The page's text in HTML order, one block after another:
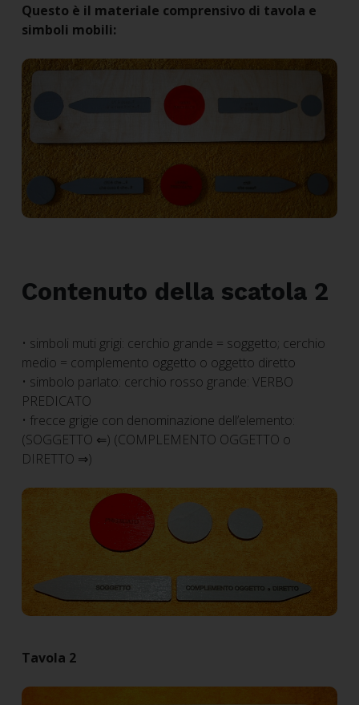
Questo è il materiale comprensivo di tavola e
simboli mobili:
Contenuto della scatola 2
• simboli muti grigi: cerchio grande = soggetto; cerchio
medio = complemento oggetto o oggetto diretto
• simbolo parlato: cerchio rosso grande: VERBO
PREDICATO
• frecce grigie con denominazione dell’elemento:
(SOGGETTO ⇐) (COMPLEMENTO OGGETTO o
DIRETTO ⇒)
Tavola 2